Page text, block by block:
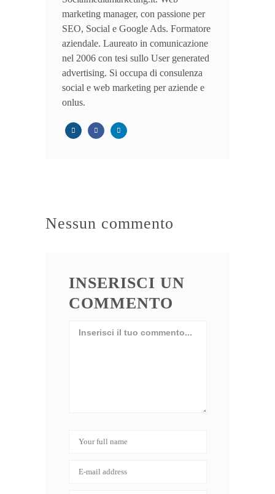
marketing manager, con passione per
SEO, Social e Google Ads. Formatore
aziendale. Laureato in comunicazione
nel 2006 con tesi sullo User generated
advertising. Si occupa di consulenza
social e web marketing per aziende e
onlus.
Nessun commento
INSERISCI UN
COMMENTO